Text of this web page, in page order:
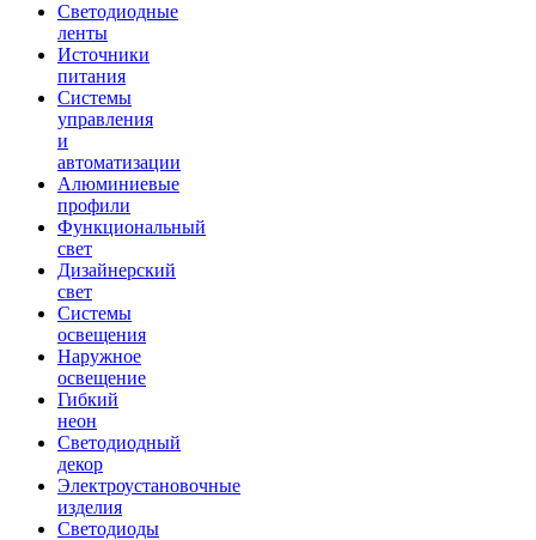
Светодиодные
ленты
Источники
питания
Системы
управления
и
автоматизации
Алюминиевые
профили
Функциональный
свет
Дизайнерский
свет
Системы
освещения
Наружное
освещение
Гибкий
неон
Светодиодный
декор
Электроустановочные
изделия
Светодиоды